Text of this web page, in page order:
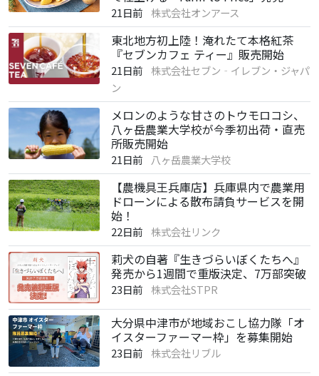
21日前 株式会社オンアース
東北地方初上陸！淹れたて本格紅茶
『セブンカフェ ティー』販売開始
21日前
株式会社セブン‐イレブン・ジャパ
ン
メロンのような甘さのトウモロコシ、
八ヶ岳農業大学校が今季初出荷・直売
所販売開始
21日前 八ヶ岳農業大学校
【農機具王兵庫店】兵庫県内で農業用
ドローンによる散布請負サービスを開
始！
22日前 株式会社リンク
莉犬の自著『生きづらいぼくたちへ』
発売から1週間で重版決定、7万部突破
23日前 株式会社STPR
大分県中津市が地域おこし協力隊「オ
イスターファーマー枠」を募集開始
23日前 株式会社リブル